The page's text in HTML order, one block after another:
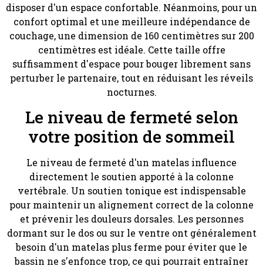
disposer d'un espace confortable. Néanmoins, pour un
confort optimal et une meilleure indépendance de
couchage, une dimension de 160 centimètres sur 200
centimètres est idéale. Cette taille offre
suffisamment d'espace pour bouger librement sans
perturber le partenaire, tout en réduisant les réveils
nocturnes.
Le niveau de fermeté selon
votre position de sommeil
Le niveau de fermeté d'un matelas influence
directement le soutien apporté à la colonne
vertébrale. Un soutien tonique est indispensable
pour maintenir un alignement correct de la colonne
et prévenir les douleurs dorsales. Les personnes
dormant sur le dos ou sur le ventre ont généralement
besoin d'un matelas plus ferme pour éviter que le
bassin ne s'enfonce trop, ce qui pourrait entraîner